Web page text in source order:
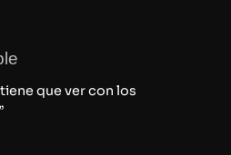
que ver con los